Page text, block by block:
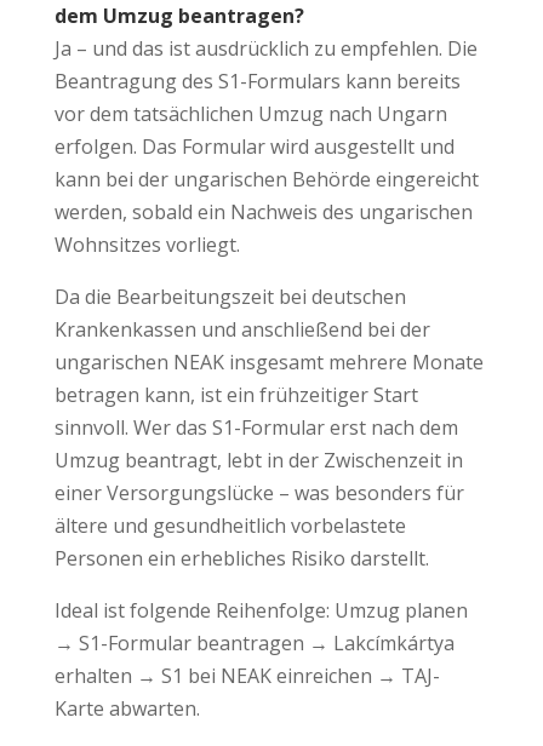
dem Umzug beantragen?
Ja – und das ist ausdrücklich zu empfehlen. Die
Beantragung des S1-Formulars kann bereits
vor dem tatsächlichen Umzug nach Ungarn
erfolgen. Das Formular wird ausgestellt und
kann bei der ungarischen Behörde eingereicht
werden, sobald ein Nachweis des ungarischen
Wohnsitzes vorliegt.
Da die Bearbeitungszeit bei deutschen
Krankenkassen und anschließend bei der
ungarischen NEAK insgesamt mehrere Monate
betragen kann, ist ein frühzeitiger Start
sinnvoll. Wer das S1-Formular erst nach dem
Umzug beantragt, lebt in der Zwischenzeit in
einer Versorgungslücke – was besonders für
ältere und gesundheitlich vorbelastete
Personen ein erhebliches Risiko darstellt.
Ideal ist folgende Reihenfolge: Umzug planen
→ S1-Formular beantragen → Lakcímkártya
erhalten → S1 bei NEAK einreichen → TAJ-
Karte abwarten.